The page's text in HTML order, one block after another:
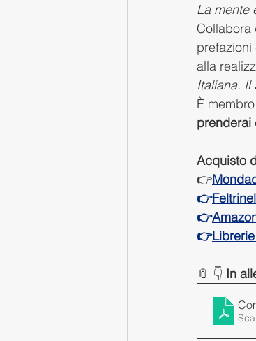
La mente
Collabora
alla
Italiana. Il
È
prenderai
Acquisto
👉
👉
👉
👉
📎 👇 In